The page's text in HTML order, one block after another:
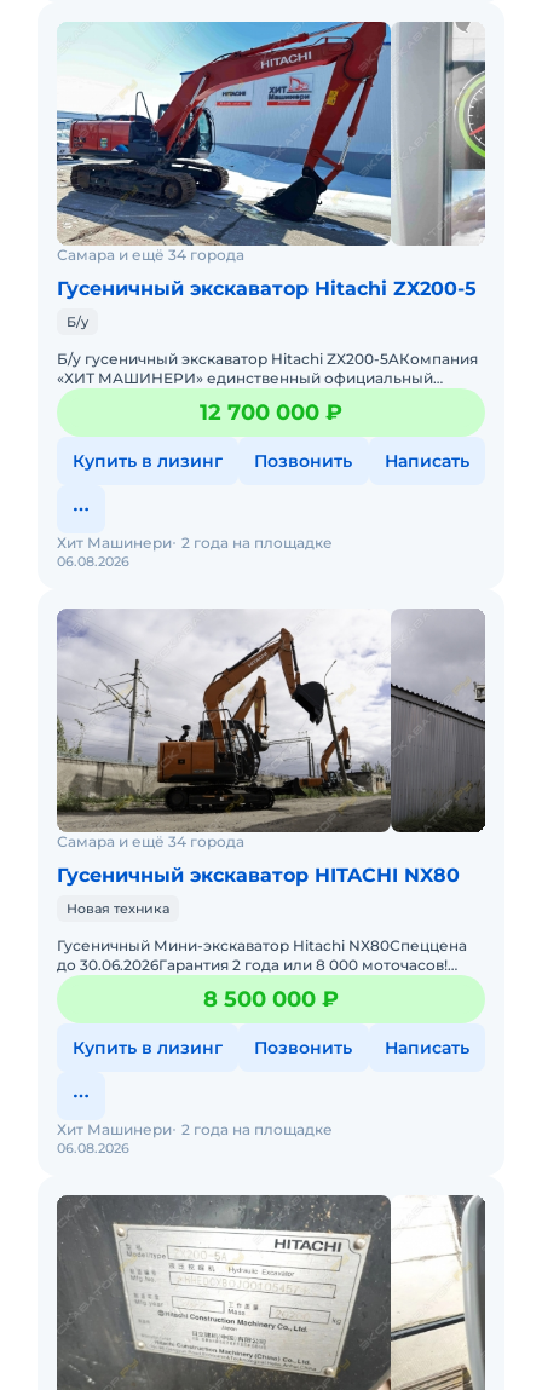
Самара и ещё 34 города
Гусеничный экскаватор Hitachi ZX200-5
Б/у
Б/у гусеничный экскаватор Hitachi ZX200-5AКомпания
«ХИТ МАШИНЕРИ» единственный официальный
дистрибьютор спецтехники HITACHI в России.Мы
продаем техн
12 700 000 ₽
Купить в лизинг Позвонить Написать
06.08.2026
Хит Машинери 2 года на площадке
Самара и ещё 34 города
Гусеничный экскаватор HITACHI NX80
Новая техника
Гусеничный Мини-экскаватор Hitachi NX80Спеццена
до 30.06.2026Гарантия 2 года или 8 000 моточасов!
Компания «Хит Машинери» единственный
официальный ди
8 500 000 ₽
Купить в лизинг Позвонить Написать
06.08.2026
Хит Машинери 2 года на площадке